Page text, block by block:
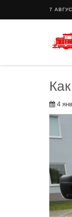
7
4